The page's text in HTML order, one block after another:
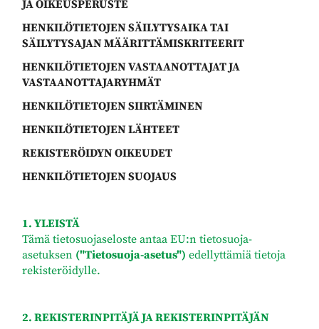
JA OIKEUSPERUSTE
HENKILÖTIETOJEN SÄILYTYSAIKA TAI
SÄILYTYSAJAN MÄÄRITTÄMISKRITEERIT
HENKILÖTIETOJEN VASTAANOTTAJAT JA
VASTAANOTTAJARYHMÄT
HENKILÖTIETOJEN SIIRTÄMINEN
HENKILÖTIETOJEN LÄHTEET
REKISTERÖIDYN OIKEUDET
HENKILÖTIETOJEN SUOJAUS
1. YLEISTÄ
Tämä tietosuojaseloste antaa EU:n tietosuoja-
asetuksen ("Tietosuoja-asetus") edellyttämiä tietoja
rekisteröidylle.
2. REKISTERINPITÄJÄ JA REKISTERINPITÄJÄN